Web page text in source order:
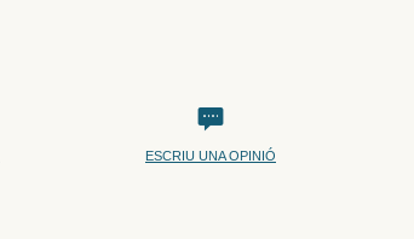
ESCRIU UNA OPINIÓ